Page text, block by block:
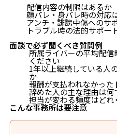
配信内容の制限はあるか
顔バレ・身バレ時の対応
アンチ・誹謗中傷へのサ
トラブル時の法的サポー
面談で必ず聞くべき質問例
所属ライバーの平均配
ください
1年以上継続している人
か
報酬が支払われなかっ
辞めた人の主な理由は何
担当が変わる頻度はど
こんな事務所は要注意